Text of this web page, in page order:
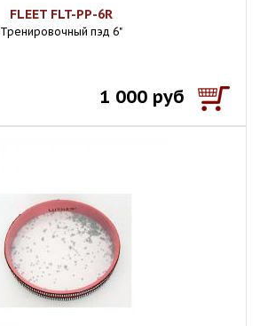
FLEET FLT-PP-6R
Тренировочный пэд 6"
1 000 руб